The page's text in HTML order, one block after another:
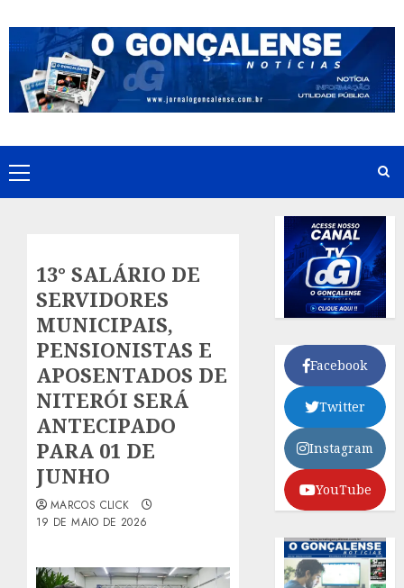
to
content
Primary
Menu
13° SALÁRIO DE
SERVIDORES
MUNICIPAIS,
PENSIONISTAS E
APOSENTADOS DE
NITERÓI SERÁ
ANTECIPADO
PARA 01 DE
JUNHO
MARCOS CLICK
19 DE MAIO DE 2026
Facebook
Twitter
Instagram
YouTube